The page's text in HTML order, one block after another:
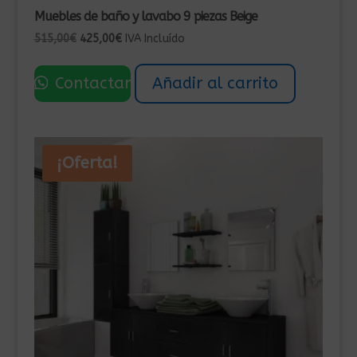
Muebles de baño y lavabo 9 piezas Beige
515,00€ El
original
era:
425,00€El
actual
es:
IVA Incluído
Contactar Añadir al carrito
¡Oferta!